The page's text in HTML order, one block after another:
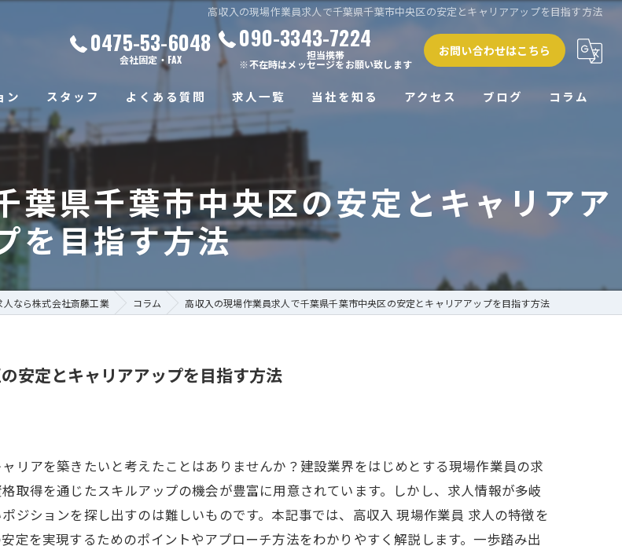
高収入の現場作業員求人で千葉県千葉市中央区の安定とキャリアアップを目指す方法
0475-53-6048
会社固定・FAX
090-3343-7224
担当携帯
※不在時はメッセージをお願い致します
お問い合わせはこちら
ン スタッフ よくある質問 求人一覧 当社を知る
未経験
経験者
高収入
アクセス ブログ コラム
葉県千葉市中央区の安定とキャリアア
を目指す方法
人なら株式会社斎藤工業 コラム 高収入の現場作業員求人で千葉県千葉市中央区の安定とキャリアアップを目指す方法
安定とキャリアアップを目指す方法
リアを築きたいと考えたことはありませんか？建設業界をはじめとする現場作業員の求
取得を通じたスキルアップの機会が豊富に用意されています。しかし、求人情報が多岐
ジションを探し出すのは難しいものです。本記事では、高収入 現場作業員 求人の特徴を
定を実現するためのポイントやアプローチ方法をわかりやすく解説します。一歩踏み出